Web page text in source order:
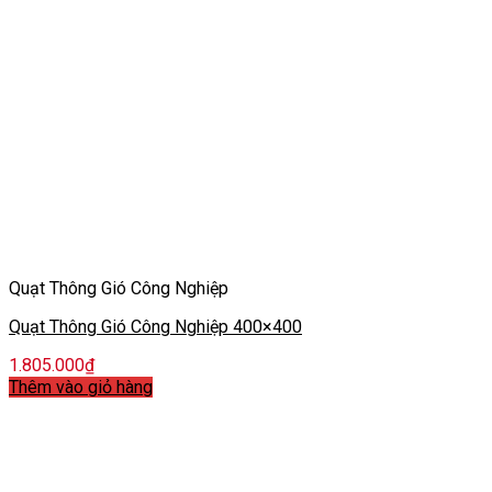
Quạt Thông Gió Công Nghiệp
Quạt Thông Gió Công Nghiệp 400×400
1.805.000₫
Thêm vào giỏ hàng